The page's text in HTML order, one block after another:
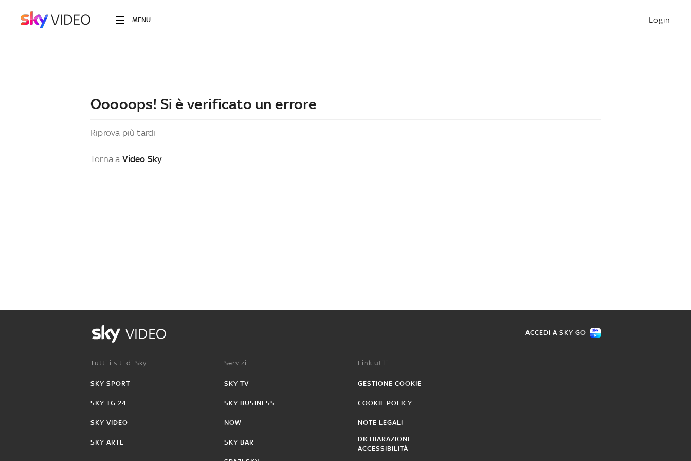
MENU Login
Ooooops! Si è verificato un errore
Riprova più tardi
Torna a Video Sky
VIDEO ACCEDI A SKY GO
Tutti i siti di Sky:
SKY SPORT
SKY TG 24
SKY VIDEO
SKY ARTE
Servizi:
SKY TV
SKY BUSINESS
NOW
SKY BAR
Link utili:
GESTIONE COOKIE
COOKIE POLICY
NOTE LEGALI
DICHIARAZIONE
ACCESSIBILITÀ